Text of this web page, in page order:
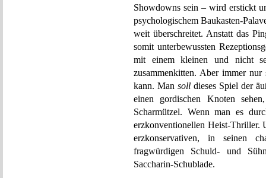
Showdowns sein – wird erstickt
psychologischem Baukasten-
weit überschreitet. Anstatt das
somit unterbewussten
mit einem kleinen und nicht
zusammenkitten. Aber immer
kann. Man soll dieses Spiel der
einen gordischen Knoten
Scharmützel. Wenn man es
erzkonventionellen Heist-Thriller.
erzkonservativen, in seinen
fragwürdigen Schuld- und
Saccharin-Schublade.